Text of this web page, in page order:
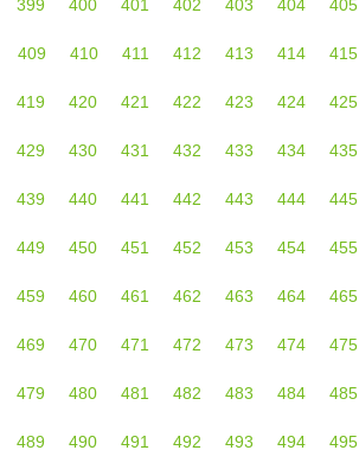
399 400 401 402 403 404 405
409 410 411 412 413 414 415
419 420 421 422 423 424 425
429 430 431 432 433 434 435
439 440 441 442 443 444 445
449 450 451 452 453 454 455
459 460 461 462 463 464 465
469 470 471 472 473 474 475
479 480 481 482 483 484 485
489 490 491 492 493 494 495